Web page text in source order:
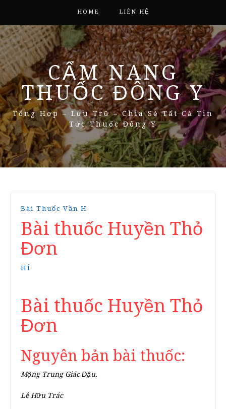
HOME LIÊN HỆ
CẨM NANG
THUỐC ĐÔNG Y
Tổng Hợp – Lưu Trữ – Chia Sẻ Tất Cả Tin
Tức Thuốc Đông Y
Bài Thuốc Vần H
Bài thuốc Huyền Thỏ
Đơn
HÍ
Bài thuốc Huyền Thỏ
Đơn
Nguyên bản bài thuốc:
Mộng Trung Giác Đậu.
Lê Hữu Trác